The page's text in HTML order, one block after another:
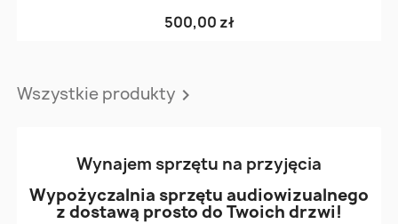
500,00 zł
Wszystkie produkty 
Wynajem sprzętu na przyjęcia
Wypożyczalnia sprzętu audiowizualnego
z dostawą prosto do Twoich drzwi!